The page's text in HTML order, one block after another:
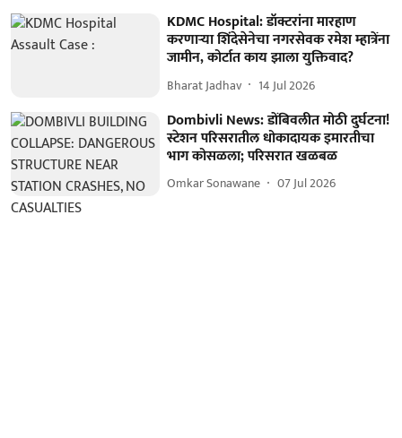
KDMC Hospital: डॉक्टरांना मारहाण
करणाऱ्या शिंदेसेनेचा नगरसेवक रमेश म्हात्रेंना
जामीन, कोर्टात काय झाला युक्तिवाद?
Bharat Jadhav 14 Jul 2026
Dombivli News: डोंबिवलीत मोठी दुर्घटना!
स्टेशन परिसरातील धोकादायक इमारतीचा
भाग कोसळला; परिसरात खळबळ
Omkar Sonawane 07 Jul 2026